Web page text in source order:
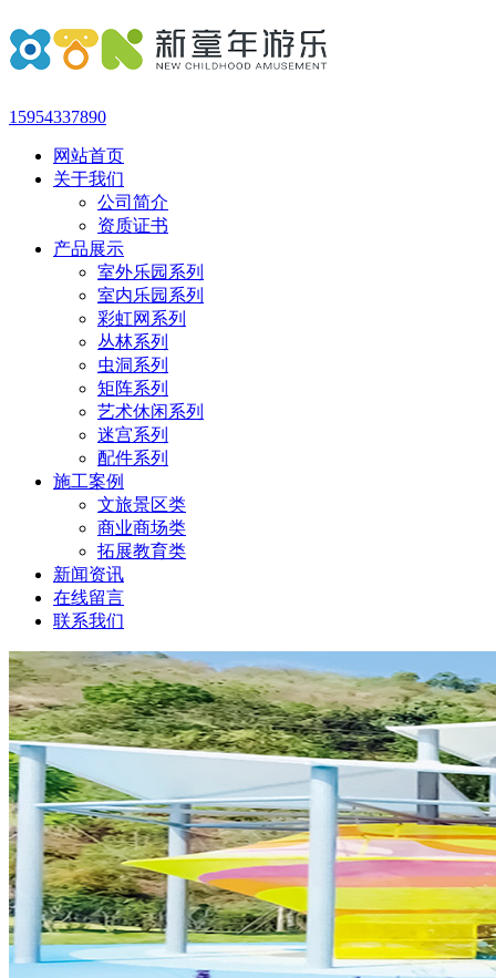
15954337890
网站首页
关于我们
公司简介
资质证书
产品展示
室外乐园系列
室内乐园系列
彩虹网系列
丛林系列
虫洞系列
矩阵系列
艺术休闲系列
迷宫系列
配件系列
施工案例
文旅景区类
商业商场类
拓展教育类
新闻资讯
在线留言
联系我们